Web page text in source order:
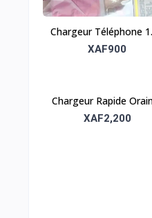
Chargeur Téléphone
– Compact et fiable
XAF900
Chargeur Rapide
Compact 2A Type-C –
XAF2,200